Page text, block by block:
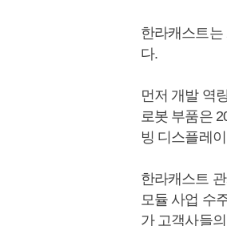
한라캐스트는
다.
먼저 개발 역
로봇 부품은
빙 디스플레
한라캐스트
모듈 사업 수
가 고객사들